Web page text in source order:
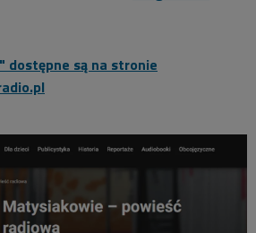
dostępne są na stronie